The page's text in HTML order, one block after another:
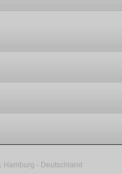
Hamburg - Deutschland